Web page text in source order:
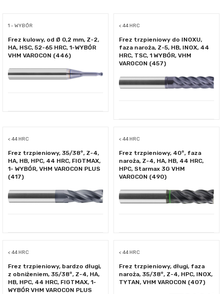
1 - WYBÓR
Frez kulowy, od Ø 0,2 mm, Z-2,
HA, HSC, 52-65 HRC, 1-WYBÓR
VHM VAROCON (446)
< 44 HRC
Frez trzpieniowy do INOXU,
faza naroża, Z-5, HB, INOX, 44
HRC, TSC, 1 WYBÓR, VHM
VAROCON (457)
< 44 HRC
Frez trzpieniowy, 35/38°, Z-4,
HA, HB, HPC, 44 HRC, FIGTMAX,
1- WYBÓR, VHM VAROCON PLUS
(417)
< 44 HRC
Frez trzpieniowy, 40°, faza
naroża, Z-4, HA, HB, 44 HRC,
HPC, Starmax 3G VHM
VAROCON (490)
< 44 HRC
Frez trzpieniowy, bardzo długi,
z obniżeniem, 35/38°, Z-4, HA,
HB, HPC, 44 HRC, FIGTMAX, 1-
WYBÓR VHM VAROCON PLUS
< 44 HRC
Frez trzpieniowy, długi, faza
naroża, 35/38°, Z-4, HPC, INOX,
TYTAN, VHM VAROCON (407)